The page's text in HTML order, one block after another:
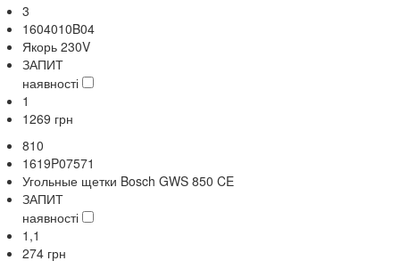
3
1604010B04
Якорь 230V
ЗАПИТ
наявності
1
1269 грн
810
1619P07571
Угольные щетки Bosch GWS 850 CE
ЗАПИТ
наявності
1,1
274 грн